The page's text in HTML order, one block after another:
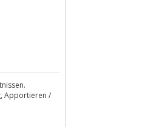
Apportieren /